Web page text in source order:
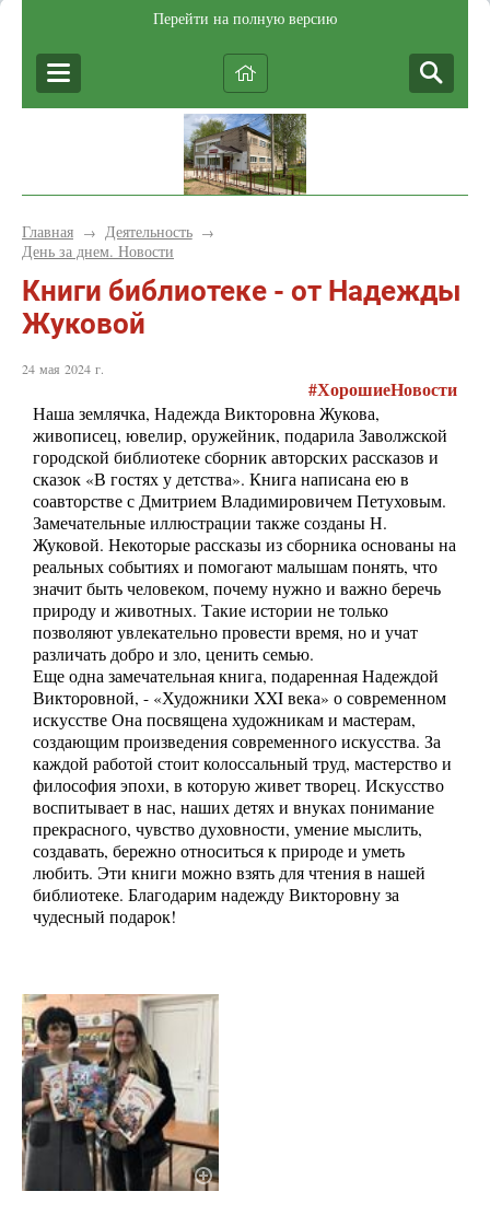
Перейти на полную версию
Главная → Деятельность →
День за днем. Новости
Книги библиотеке - от Надежды
Жуковой
24 мая 2024 г.
#ХорошиеНовости
Наша землячка, Надежда Викторовна Жукова,
живописец, ювелир, оружейник, подарила Заволжской
городской библиотеке сборник авторских рассказов и
сказок «В гостях у детства». Книга написана ею в
соавторстве с Дмитрием Владимировичем Петуховым.
Замечательные иллюстрации также созданы Н.
Жуковой. Некоторые рассказы из сборника основаны на
реальных событиях и помогают малышам понять, что
значит быть человеком, почему нужно и важно беречь
природу и животных. Такие истории не только
позволяют увлекательно провести время, но и учат
различать добро и зло, ценить семью.
Еще одна замечательная книга, подаренная Надеждой
Викторовной, - «Художники XXI века» о современном
искусстве Она посвящена художникам и мастерам,
создающим произведения современного искусства. За
каждой работой стоит колоссальный труд, мастерство и
философия эпохи, в которую живет творец. Искусство
воспитывает в нас, наших детях и внуках понимание
прекрасного, чувство духовности, умение мыслить,
создавать, бережно относиться к природе и уметь
любить. Эти книги можно взять для чтения в нашей
библиотеке. Благодарим надежду Викторовну за
чудесный подарок!